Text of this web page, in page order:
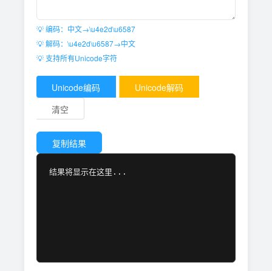
💡 编码：中文→\u4e2d\u6587
💡 解码：\u4e2d\u6587→中文
💡 支持所有Unicode字符
Unicode编码
Unicode解码
清空
复制结果
结果将显示在这里...